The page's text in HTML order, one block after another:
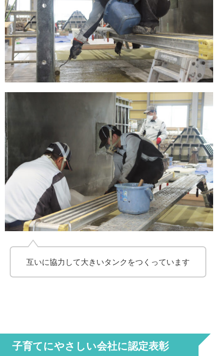
互いに協力して大きいタンクをつくっています
子育てにやさしい会社に認定表彰